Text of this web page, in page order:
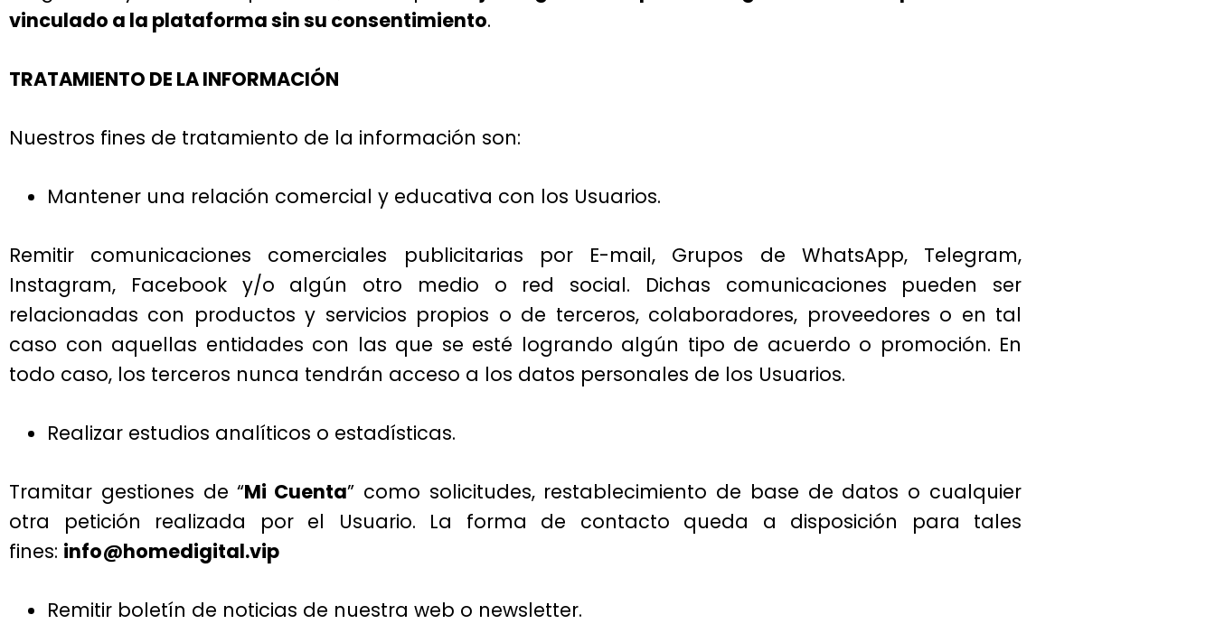
vinculado a la plataforma sin su consentimiento.
TRATAMIENTO DE LA INFORMACIÓN
Nuestros fines de tratamiento de la información son:
Mantener una relación comercial y educativa con los Usuarios.
Remitir comunicaciones comerciales publicitarias por E-mail, Grupos de WhatsApp, Telegram,
Instagram, Facebook y/o algún otro medio o red social. Dichas comunicaciones pueden ser
relacionadas con productos y servicios propios o de terceros, colaboradores, proveedores o en tal
caso con aquellas entidades con las que se esté logrando algún tipo de acuerdo o promoción. En
todo caso, los terceros nunca tendrán acceso a los datos personales de los Usuarios.
Realizar estudios analíticos o estadísticas.
Tramitar gestiones de “Mi Cuenta” como solicitudes, restablecimiento de base de datos o cualquier
otra petición realizada por el Usuario. La forma de contacto queda a disposición para tales
fines: info@homedigital.vip
Remitir boletín de noticias de nuestra web o newsletter.